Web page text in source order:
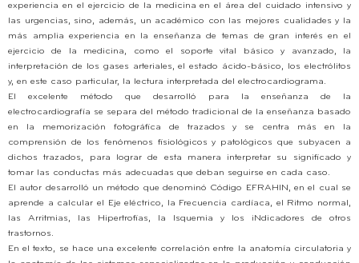
experiencia en el ejercicio de la medicina en el área del cuidado intensivo y
las urgencias, sino, además, un académico con las mejores cualidades y la
más amplia experiencia en la enseñanza de temas de gran interés en el
ejercicio de la medicina, como el soporte vital básico y avanzado, la
interpretación de los gases arteriales, el estado ácido-básico, los electrólitos
y, en este caso particular, la lectura interpretada del electrocardiograma.
El excelente método que desarrolló para la enseñanza de la
electrocardiografía se separa del método tradicional de la enseñanza basado
en la memorización fotográfica de trazados y se centra más en la
comprensión de los fenómenos fisiológicos y patológicos que subyacen a
dichos trazados, para lograr de esta manera interpretar su significado y
tomar las conductas más adecuadas que deban seguirse en cada caso.
El autor desarrolló un método que denominó Código EFRAHIN, en el cual se
aprende a calcular el Eje eléctrico, la Frecuencia cardíaca, el Ritmo normal,
las Arritmias, las Hipertrofias, la Isquemia y los iNdicadores de otros
trastornos.
En el texto, se hace una excelente correlación entre la anatomía circulatoria y